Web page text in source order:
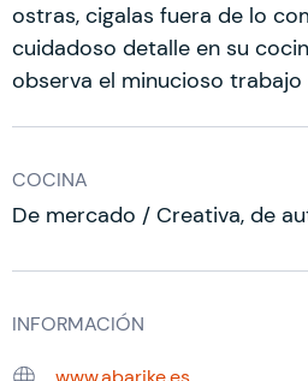
ostras, cigalas fuera de lo
cuidadoso detalle en su
observa el minucioso
COCINA
De mercado / Creativa, de
INFORMACIÓN